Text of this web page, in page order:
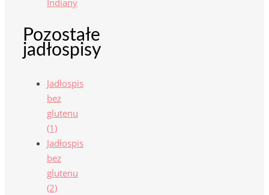
Indiany
Pozostałe
jadłospisy
Jadłospis
bez
glutenu
(1)
Jadłospis
bez
glutenu
(2)